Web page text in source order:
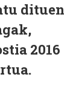
dituen
2016